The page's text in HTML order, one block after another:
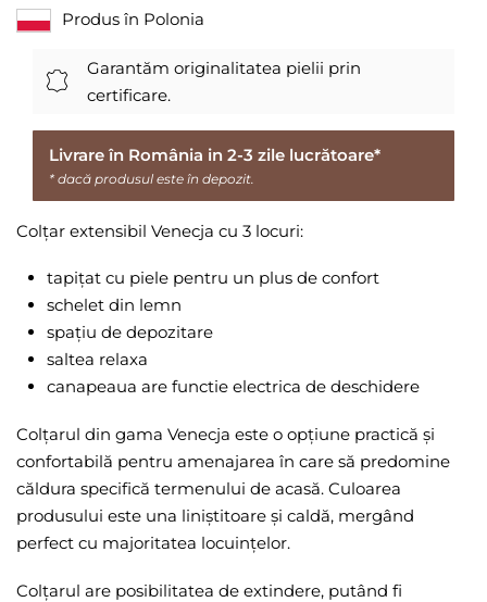
Produs în Polonia
Garantăm originalitatea pielii prin
certificare.
Livrare în România in 2-3 zile lucrătoare*
* dacă produsul este în depozit.
Colțar extensibil Venecja cu 3 locuri:
tapițat cu piele pentru un plus de confort
schelet din lemn
spațiu de depozitare
saltea relaxa
canapeaua are functie electrica de deschidere
Colțarul din gama Venecja este o opțiune practică și
confortabilă pentru amenajarea în care să predomine
căldura specifică termenului de acasă. Culoarea
produsului este una liniștitoare și caldă, mergând
perfect cu majoritatea locuințelor.
Colțarul are posibilitatea de extindere, putând fi